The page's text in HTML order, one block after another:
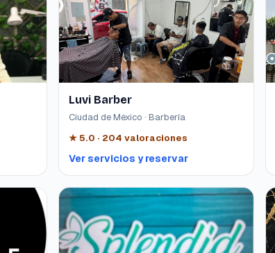
Luvi Barber
Ciudad de México · Barbería
★5.0 · 204 valoraciones
Ver servicios y reservar